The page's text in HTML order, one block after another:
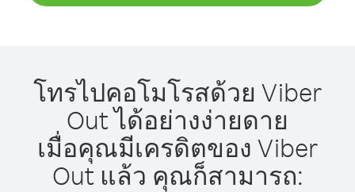
โทรไปคอโมโรสด้วย Viber
Out ได้อย่างง่ายดาย
เมื่อคุณมีเครดิตของ Viber
Out แล้ว คุณก็สามารถ: